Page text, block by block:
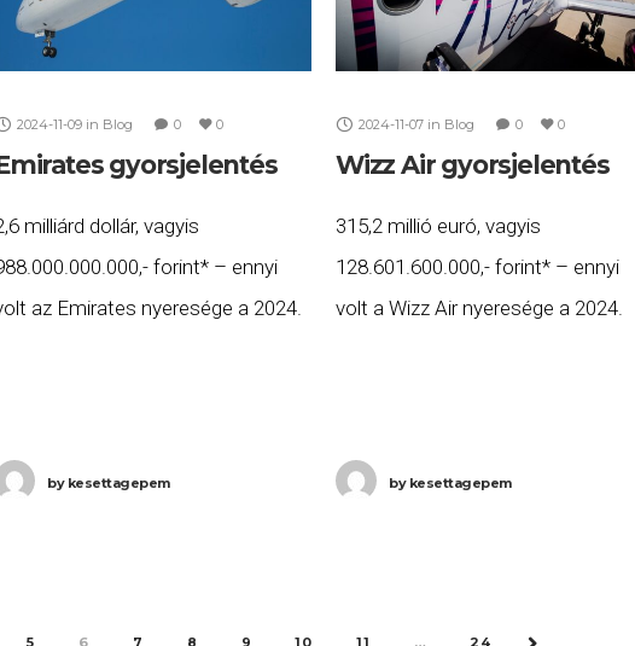
2024-11-09 in Blog 0 0
gyorsjelentés
milliárd dollár, vagyis
forint* – ennyi
az Emirates nyeresége a 2024.
több, mint 26,9
bykesettagepem
2024-11-07 in Blog 0 0
Wizz Air gyorsjelentés
315,2 millió euró, vagyis
128.601.600.000,- forint* – ennyi
volt a Wizz Air nyeresége a 2024.
ezalatt több, mint 33
bykesettagepem
5 6 7 8 9 10 11 … 24